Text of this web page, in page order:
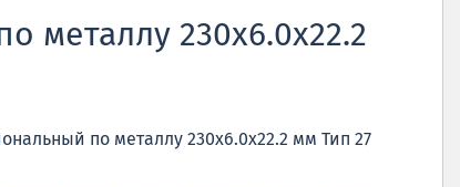
металлу 230х6.0х22.2
по металлу 230х6.0х22.2 мм Тип 27